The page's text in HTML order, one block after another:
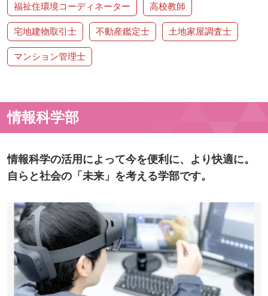
福祉住環境コーディネーター 高校教師
宅地建物取引士 不動産鑑定士 土地家屋調査士
マンション管理士
情報科学部
情報科学の活用によって今を便利に、より快適に。
自らと社会の「未来」を考える学部です。